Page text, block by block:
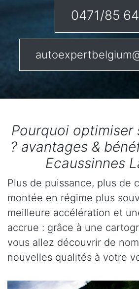
0471/85
Pourquoi optimiser
? avantages &
Ecaussinnes
Plus de puissance, plus de
montée en régime plus
meilleure accélération et
accrue : grâce à une
vous allez découvrir de
nouvelles qualités à votre